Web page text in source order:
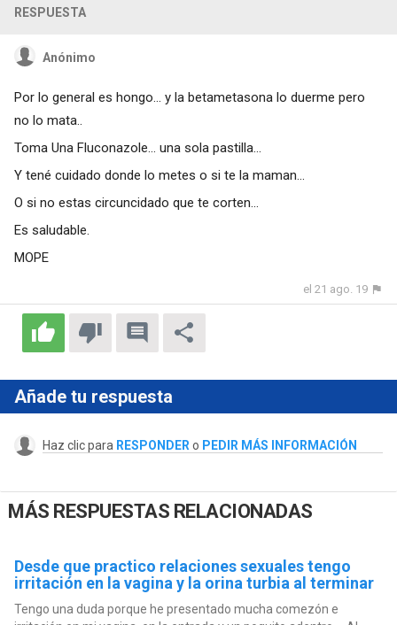
RESPUESTA
Anónimo
Por lo general es hongo... y la betametasona lo duerme pero
no lo mata..
Toma Una Fluconazole... una sola pastilla...
Y tené cuidado donde lo metes o si te la maman...
O si no estas circuncidado que te corten...
Es saludable.
MOPE
el 21 ago. 19
Añade tu respuesta
Haz clic para RESPONDER o PEDIR MÁS INFORMACIÓN
MÁS RESPUESTAS RELACIONADAS
Desde que practico relaciones sexuales tengo
irritación en la vagina y la orina turbia al terminar
Tengo una duda porque he presentado mucha comezón e